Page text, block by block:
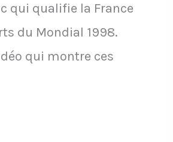
qui qualifie la France
du Mondial 1998.
qui montre ces